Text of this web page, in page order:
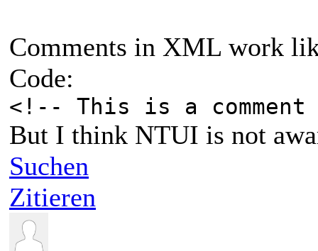
Comments in XML work
Code:
<!-- This is a
But I think NTUI is not
Suchen
Zitieren